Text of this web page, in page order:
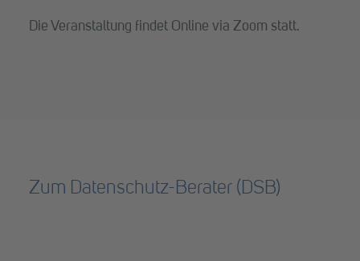
Die Veranstaltung findet Online via Zoom statt.
Zum Datenschutz-Berater (DSB)